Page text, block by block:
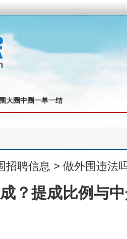
大圈中圈一单一结
招聘信息 > 做外围违法
？提成比例与